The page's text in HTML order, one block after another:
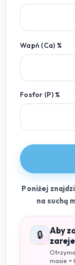
Wapń (Ca) %
Fosfor (P) %
Poniżej
na suchą
🔒
Aby
masie +